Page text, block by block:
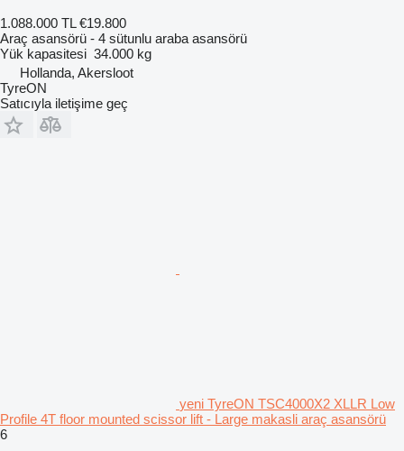
1.088.000 TL €19.800
Araç asansörü - 4 sütunlu araba asansörü
Yük kapasitesi 34.000 kg
Hollanda, Akersloot
TyreON
Satıcıyla iletişime geç
yeni TyreON TSC4000X2 XLLR Low
Profile 4T floor mounted scissor lift - Large makasli araç asansörü
6